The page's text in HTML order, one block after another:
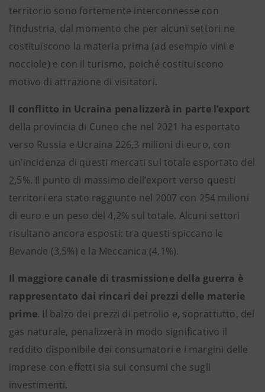
territorio sono fortemente interconnesse con
l’industria, dal momento che per alcuni settori ne
costituiscono la materia prima (ad esempio vini e
nocciole) e con il turismo, poiché costituiscono
motivo di attrazione di visitatori.
Il conflitto in Ucraina penalizzerà in parte l’export
della provincia di Cuneo che nel 2021 ha esportato
verso Russia e Ucraina 226,3 milioni di euro, con
un’incidenza di questi mercati sul totale esportato del
2,5%. Il punto di massimo dell’export verso questi
territori era stato raggiunto nel 2007 con 254 milioni
di euro e un peso del 4,2% sul totale. Alcuni settori
risultano ancora esposti: tra questi spiccano le
Bevande (3,5%) e la Meccanica (4,1%).
Il maggiore canale di trasmissione della guerra è
rappresentato dai rincari dei prezzi delle materie
prime. Il balzo dei prezzi di petrolio e, soprattutto, del
gas naturale, penalizzerà in modo significativo il
reddito disponibile dei consumatori e i margini delle
imprese con effetti sia sui consumi che sugli
investimenti.